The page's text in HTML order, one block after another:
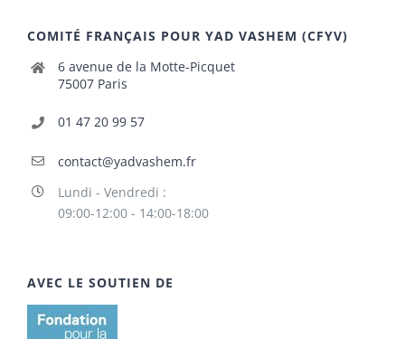
COMITÉ FRANÇAIS POUR YAD VASHEM (CFYV)
6 avenue de la Motte-Picquet
75007 Paris
01 47 20 99 57
contact@yadvashem.fr
Lundi - Vendredi :
09:00-12:00 - 14:00-18:00
AVEC LE SOUTIEN DE